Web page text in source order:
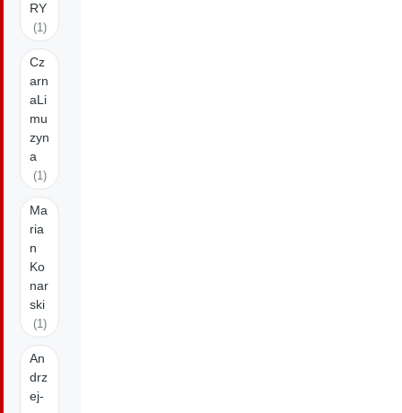
RY
(1)
Cz
arn
aLi
mu
zyn
a
(1)
Ma
ria
n
Ko
nar
ski
(1)
An
drz
ej-